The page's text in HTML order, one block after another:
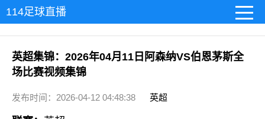
114足球直播
英超集锦：2026年04月11日阿森纳VS伯恩茅斯全
场比赛视频集锦
发布时间：2026-04-12 04:48:38 英超